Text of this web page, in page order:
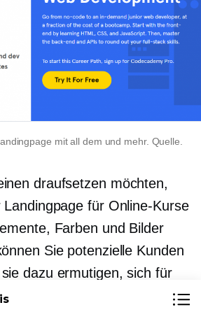
mit all dem und mehr. Quelle.
draufsetzen möchten,
Landingpage für Online-Kurse
Farben und Bilder
Sie potenzielle Kunden
dazu ermutigen, sich für